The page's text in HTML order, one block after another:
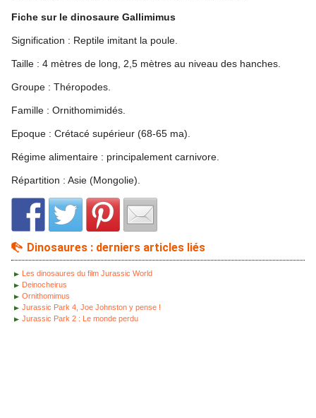
Fiche sur le dinosaure Gallimimus
Signification : Reptile imitant la poule.
Taille : 4 mètres de long, 2,5 mètres au niveau des hanches.
Groupe : Théropodes.
Famille : Ornithomimidés.
Epoque : Crétacé supérieur (68-65 ma).
Régime alimentaire : principalement carnivore.
Répartition : Asie (Mongolie).
Dinosaures : derniers articles liés
Les dinosaures du film Jurassic World
Deinocheirus
Ornithomimus
Jurassic Park 4, Joe Johnston y pense !
Jurassic Park 2 : Le monde perdu